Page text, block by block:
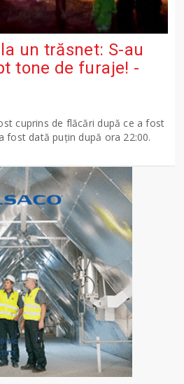
un trăsnet: S-au
tone de furaje! -
cuprins de flăcări după ce a fost
fost dată puțin după ora 22:00.